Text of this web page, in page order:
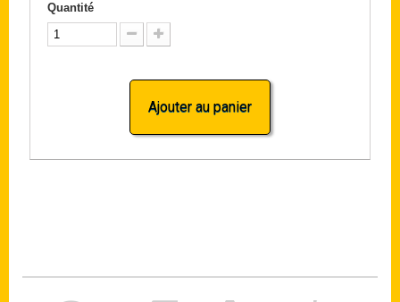
Quantité
Ajouter au panier